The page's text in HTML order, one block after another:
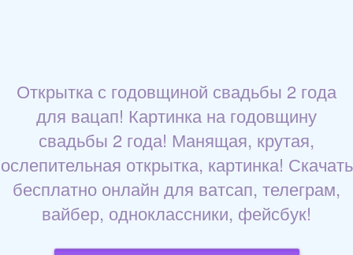
Открытка с годовщиной свадьбы 2 года
для вацап! Картинка на годовщину
свадьбы 2 года! Манящая, крутая,
ослепительная открытка, картинка! Скачать
бесплатно онлайн для ватсап, телеграм,
вайбер, одноклассники, фейсбук!